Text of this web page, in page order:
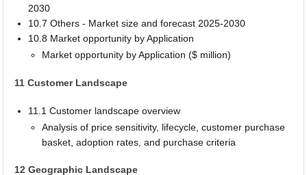
2030
10.7 Others - Market size and forecast 2025-2030
10.8 Market opportunity by Application
Market opportunity by Application ($ million)
11 Customer Landscape
11.1 Customer landscape overview
Analysis of price sensitivity, lifecycle, customer purchase
basket, adoption rates, and purchase criteria
12 Geographic Landscape